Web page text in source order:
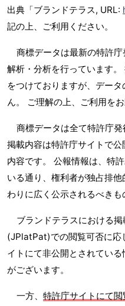
出典「ブランドテラス, URL:
記の上、ご利用ください。
商標データは最新の特許
解析・分析を行っています
をつけておりますが、デー
ん。 ご理解の上、ご利用をお
商標データは全て特許庁発
掲載内容は特許庁サイトで
内容です。 公報情報は、特
いる通り、権利者が独占排
わりに広く公示されるべきも
ブランドテラスにおける
(JPlatPat)での閲覧可否に応
イトにて非公開とされてい
がございます。
一方、 特許庁サイトにて